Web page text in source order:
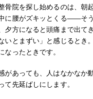
骨院を探し始めるのは、朝
に腰がズキッとくる――そ
夕方になると頭痛まで出て
いとまずい」と感じるとき
なったときです。
があっても、人はなかなか
て先延ばしにします。